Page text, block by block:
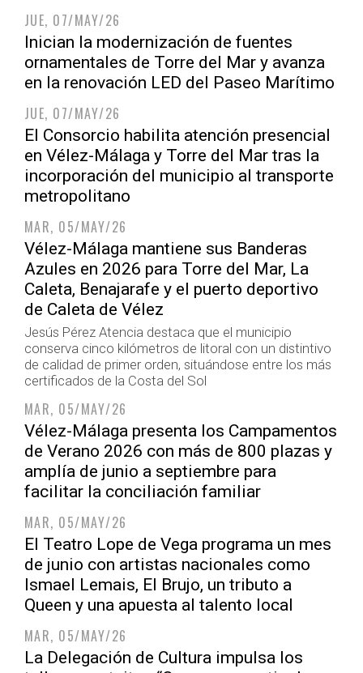
JUE, 07/MAY/26
Inician la modernización de fuentes
ornamentales de Torre del Mar y avanza
en la renovación LED del Paseo Marítimo
JUE, 07/MAY/26
El Consorcio habilita atención presencial
en Vélez-Málaga y Torre del Mar tras la
incorporación del municipio al transporte
metropolitano
MAR, 05/MAY/26
Vélez-Málaga mantiene sus Banderas
Azules en 2026 para Torre del Mar, La
Caleta, Benajarafe y el puerto deportivo
de Caleta de Vélez
Jesús Pérez Atencia destaca que el municipio
conserva cinco kilómetros de litoral con un distintivo
de calidad de primer orden, situándose entre los más
certificados de la Costa del Sol
MAR, 05/MAY/26
Vélez-Málaga presenta los Campamentos
de Verano 2026 con más de 800 plazas y
amplía de junio a septiembre para
facilitar la conciliación familiar
MAR, 05/MAY/26
El Teatro Lope de Vega programa un mes
de junio con artistas nacionales como
Ismael Lemais, El Brujo, un tributo a
Queen y una apuesta al talento local
MAR, 05/MAY/26
La Delegación de Cultura impulsa los